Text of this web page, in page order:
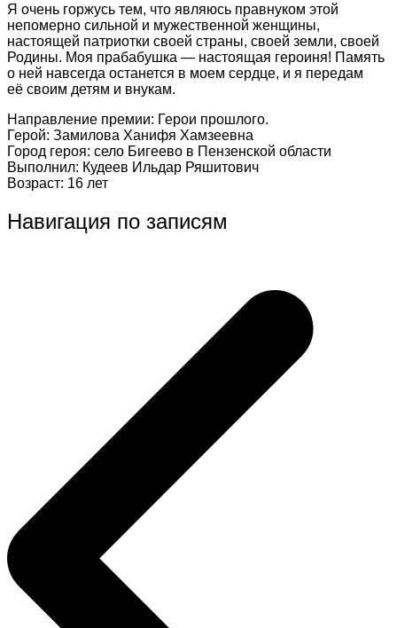
Я очень горжусь тем, что являюсь правнуком этой
непомерно сильной и мужественной женщины,
настоящей патриотки своей страны, своей земли, своей
Родины. Моя прабабушка — настоящая героиня! Память
о ней навсегда останется в моем сердце, и я передам
её своим детям и внукам.
Направление премии: Герои прошлого.
Герой: Замилова Ханифя Хамзеевна
Город героя: село Бигеево в Пензенской области
Выполнил: Кудеев Ильдар Ряшитович
Возраст: 16 лет
Навигация по записям